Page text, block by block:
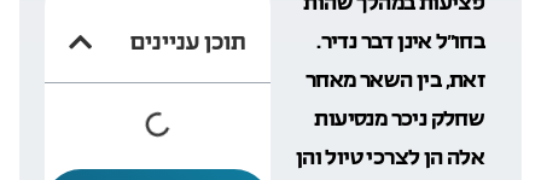
תוכן עניינים
בחו”ל אינן דבר נדיר.
זאת, בין השאר מאחר
שחלק ניכר מנסיעות
אלה הן לצרכי טיול והן